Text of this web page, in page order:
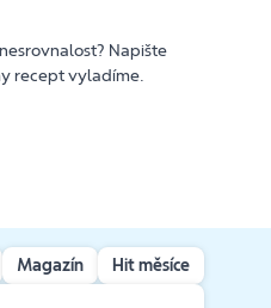
Napište
recept vyladíme.
Magazín Hit měsíce